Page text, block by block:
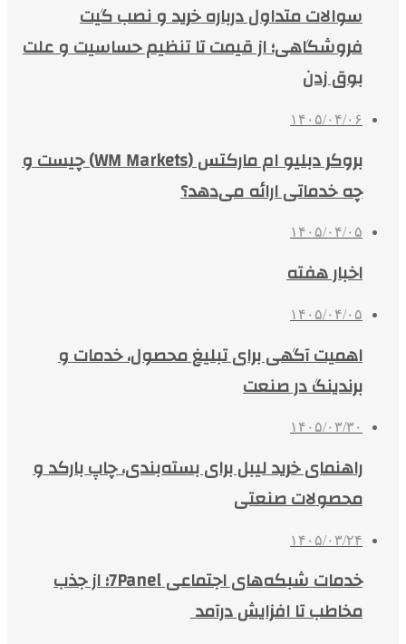
سوالات متداول درباره خرید و نصب گیت
فروشگاهی؛ از قیمت تا تنظیم حساسیت و علت
بوق زدن
۱۴۰۵/۰۴/۰۶
بروکر دبلیو ام مارکتس (WM Markets) چیست و
چه خدماتی ارائه می‌دهد؟
۱۴۰۵/۰۴/۰۵
اخبار هفته
۱۴۰۵/۰۴/۰۵
اهمیت آگهی برای تبلیغ محصول، خدمات و
برندینگ در صنعت
۱۴۰۵/۰۳/۳۰
راهنمای خرید لیبل برای بسته‌بندی، چاپ بارکد و
محصولات صنعتی
۱۴۰۵/۰۳/۲۴
خدمات شبکه‌های اجتماعی 7Panel؛ از جذب
مخاطب تا افزایش درآمد